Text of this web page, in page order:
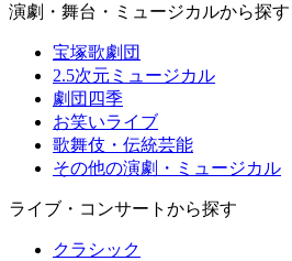
演劇・舞台・ミュージカルから探す
宝塚歌劇団
2.5次元ミュージカル
劇団四季
お笑いライブ
歌舞伎・伝統芸能
その他の演劇・ミュージカル
ライブ・コンサートから探す
クラシック